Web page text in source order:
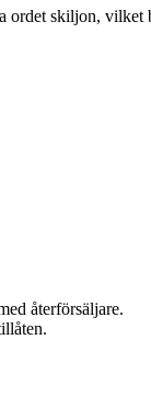
skiljon, vilket
återförsäljare.